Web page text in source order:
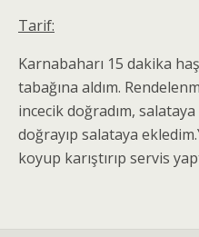
Tarif:
Karnabaharı 15 dakika
tabağına aldım.
incecik doğradım,
doğrayıp salataya
koyup karıştırıp servis